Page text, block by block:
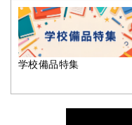
学校備品特集